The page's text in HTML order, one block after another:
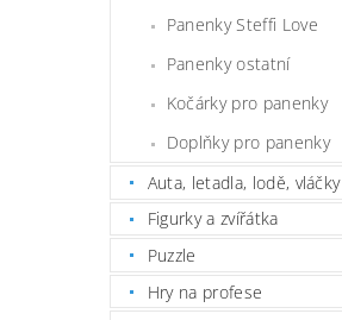
Panenky Steffi Love
Panenky ostatní
Kočárky pro panenky
Doplňky pro panenky
Auta, letadla, lodě, vláčky
Figurky a zvířátka
Puzzle
Hry na profese